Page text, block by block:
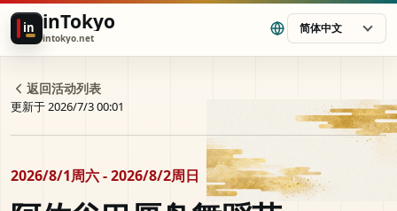
in inTokyo
intokyo.net
简体中文
返回活动列表
更新于 2026/7/3 00:01
2026/8/1周六 - 2026/8/2周日